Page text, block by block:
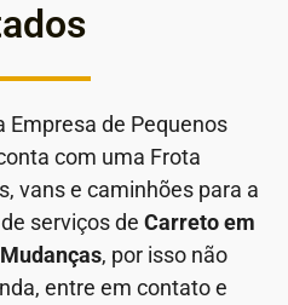
Empresa de Pequenos
com uma Frota
vans e caminhões para a
serviços de Carreto em
, por isso não
entre em contato e